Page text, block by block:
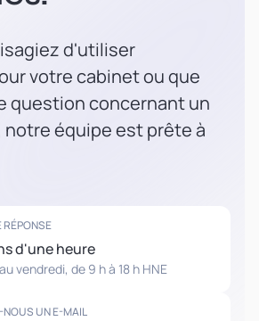
d'utiliser
votre cabinet ou que
question concernant un
équipe est prête à
RÉPONSE
d'une heure
vendredi, de 9 h à 18 h HNE
NOUS UN E-MAIL